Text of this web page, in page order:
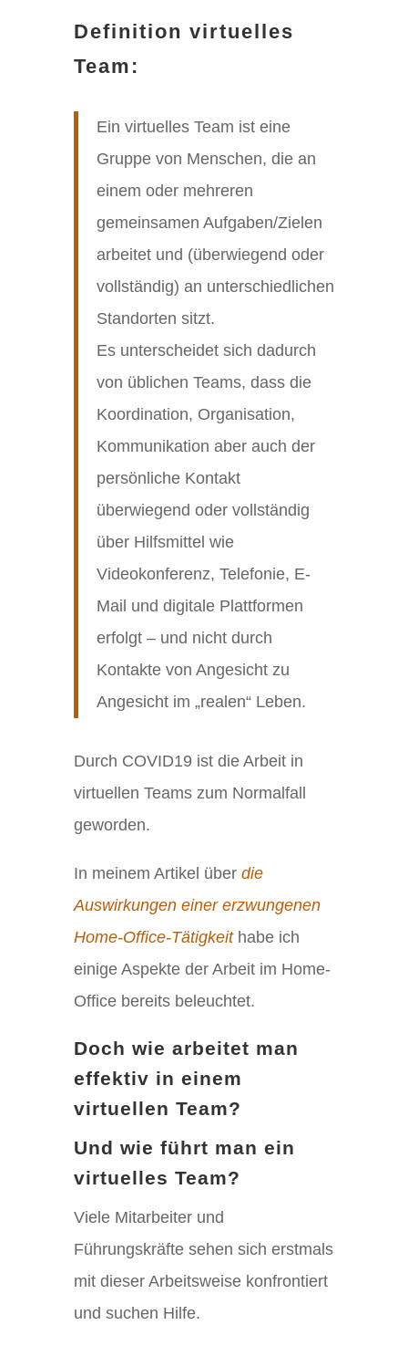
Definition virtuelles
Team:
Ein virtuelles Team ist eine
Gruppe von Menschen, die an
einem oder mehreren
gemeinsamen Aufgaben/Zielen
arbeitet und (überwiegend oder
vollständig) an unterschiedlichen
Standorten sitzt.
Es unterscheidet sich dadurch
von üblichen Teams, dass die
Koordination, Organisation,
Kommunikation aber auch der
persönliche Kontakt
überwiegend oder vollständig
über Hilfsmittel wie
Videokonferenz, Telefonie, E-
Mail und digitale Plattformen
erfolgt – und nicht durch
Kontakte von Angesicht zu
Angesicht im „realen“ Leben.
Durch COVID19 ist die Arbeit in
virtuellen Teams zum Normalfall
geworden.
In meinem Artikel über die
Auswirkungen einer erzwungenen
Home-Office-Tätigkeit habe ich
einige Aspekte der Arbeit im Home-
Office bereits beleuchtet.
Doch wie arbeitet man
effektiv in einem
virtuellen Team?
Und wie führt man ein
virtuelles Team?
Viele Mitarbeiter und
Führungskräfte sehen sich erstmals
mit dieser Arbeitsweise konfrontiert
und suchen Hilfe.